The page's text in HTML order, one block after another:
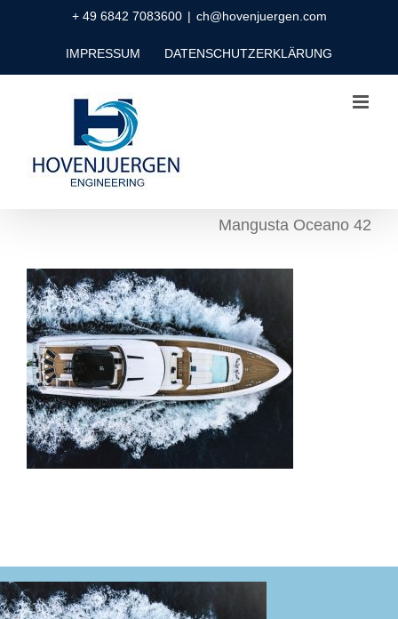
+ 49 6842 7083600 | ch@hovenjuergen.com
IMPRESSUM DATENSCHUTZERKLÄRUNG
Mangusta Oceano 42